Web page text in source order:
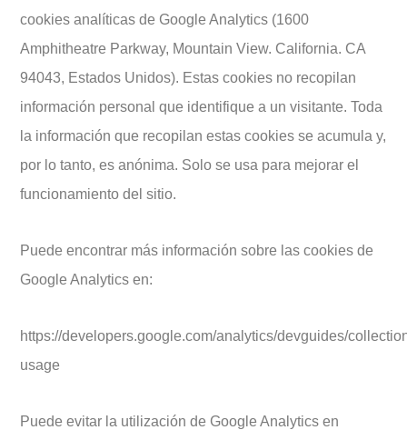
cookies analíticas de Google Analytics (1600
Amphitheatre Parkway, Mountain View. California. CA
94043, Estados Unidos). Estas cookies no recopilan
información personal que identifique a un visitante. Toda
la información que recopilan estas cookies se acumula y,
por lo tanto, es anónima. Solo se usa para mejorar el
funcionamiento del sitio.
Puede encontrar más información sobre las cookies de
Google Analytics en:
https://developers.google.com/analytics/devguides/
usage
Puede evitar la utilización de Google Analytics en